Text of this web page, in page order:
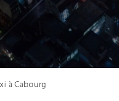
à Cabourg